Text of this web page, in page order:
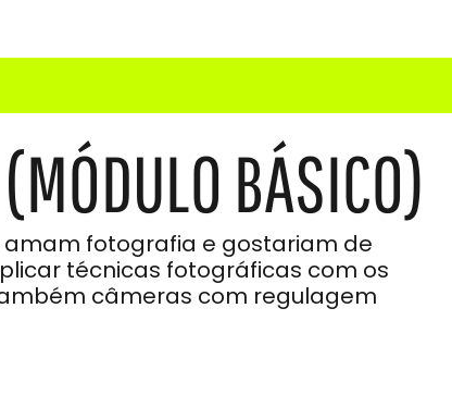
BÁSICO)
amam fotografia e gostariam de
técnicas fotográficas com os
câmeras com regulagem